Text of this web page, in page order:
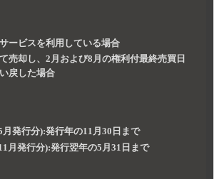
ービスを利用している場合
売却し、2月および8月の権利付最終売買日
戻した場合
発行分):発行年の11月30日まで
月発行分):発行翌年の5月31日まで